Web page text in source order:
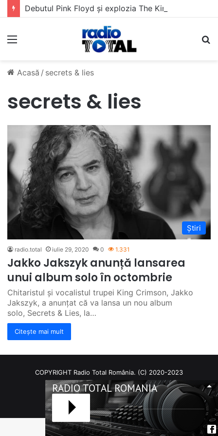
Debutul Pink Floyd și explozia The Kinks
Meniu
Acasă / secrets & lies
secrets & lies
Știri
radio.total iulie 29, 2020 0 1.331
Jakko Jakszyk anunță lansarea
unui album solo în octombrie
Chitaristul și vocalistul trupei King Crimson, Jakko
Jakszyk, a anunțat că va lansa un nou album
solo, Secrets & Lies, la…
Citește mai mult
COPYRIGHT Radio Total România. (C) 2020-2023
Facebook
RSS
RADIO TOTAL ROMANIA